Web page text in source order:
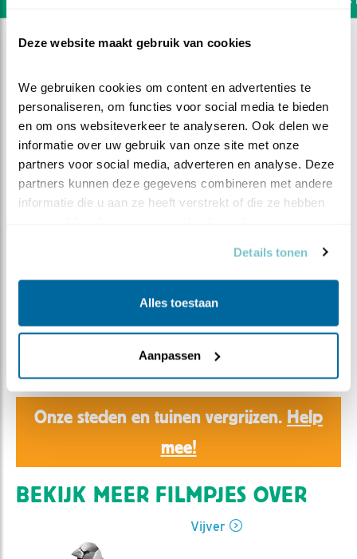
Deze website maakt gebruik van cookies
We gebruiken cookies om content en advertenties te
personaliseren, om functies voor social media te bieden
en om ons websiteverkeer te analyseren. Ook delen we
informatie over uw gebruik van onze site met onze
partners voor social media, adverteren en analyse. Deze
partners kunnen deze gegevens combineren met andere
informatie die u aan ze heeft verstrekt of die ze hebben
Details tonen
Alles toestaan
Aanpassen
Vroege vogels
Ed Hoogkamer | Geplaatst op 20 juni 2019, 10:34 |
Vind ik leuk| Bewaar dit filmpje| 1053x
Onze steden en tuinen vergrijzen. Help
mee!
BEKIJK MEER FILMPJES OVER
Vijver